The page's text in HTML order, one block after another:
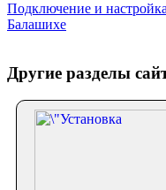
Подключение и
Балашихе
Другие разделы